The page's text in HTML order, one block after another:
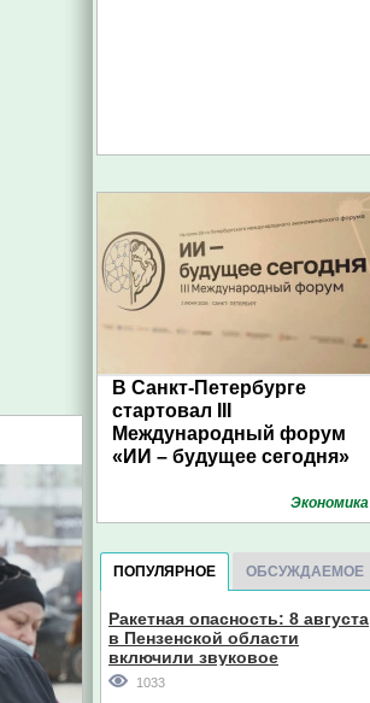
В Санкт-Петербурге
стартовал III
Международный форум
«ИИ – будущее сегодня»
Экономика
ПОПУЛЯРНОЕ ОБСУЖДАЕМОЕ
Ракетная опасность: 8 августа
в Пензенской области
включили звуковое
оповещение
1033